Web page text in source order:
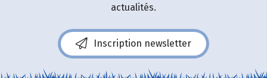
actualités.
Inscription newsletter